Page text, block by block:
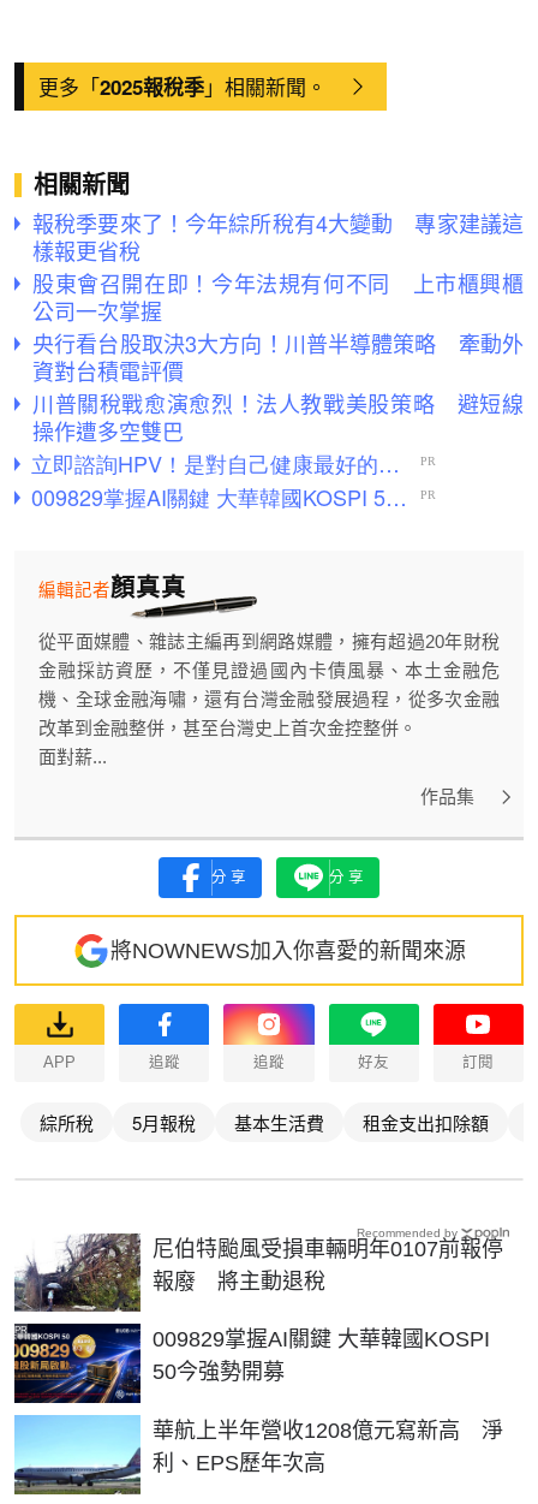
更多「2025報稅季」相關新聞。
相關新聞
報稅季要來了！今年綜所稅有4大變動 專家建議這
樣報更省稅
股東會召開在即！今年法規有何不同 上市櫃興櫃
公司一次掌握
央行看台股取決3大方向！川普半導體策略 牽動外
資對台積電評價
川普關稅戰愈演愈烈！法人教戰美股策略 避短線
操作遭多空雙巴
顏真真
編輯記者
從平面媒體、雜誌主編再到網路媒體，擁有超過20年財稅
金融採訪資歷，不僅見證過國內卡債風暴、本土金融危
機、全球金融海嘯，還有台灣金融發展過程，從多次金融
改革到金融整併，甚至台灣史上首次金控整併。
面對薪...
作品集
分享 分享
將NOWNEWS加入你喜愛的新聞來源
APP 追蹤 追蹤 好友 訂閱
綜所稅 5月報稅 基本生活費 租金支出扣除額
尼伯特颱風受損車輛明年0107前報停
報廢 將主動退稅
009829掌握AI關鍵 大華韓國KOSPI
50今強勢開募
PR
華航上半年營收1208億元寫新高 淨
利、EPS歷年次高
Recommended by